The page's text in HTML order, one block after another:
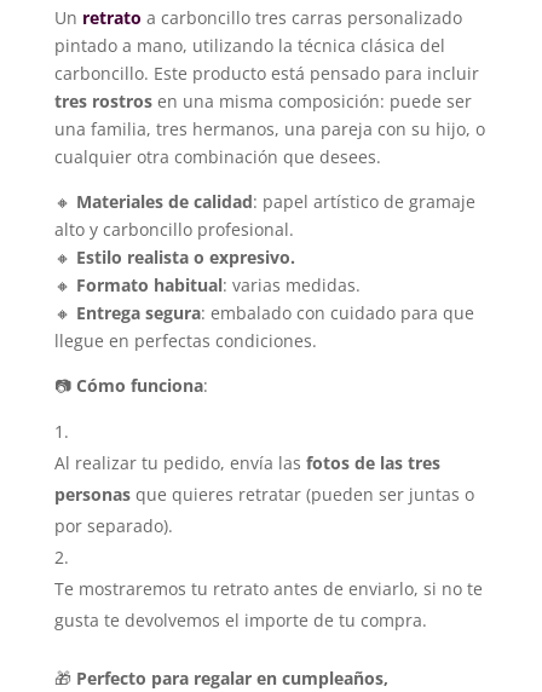
Un retrato a carboncillo tres carras personalizado
pintado a mano, utilizando la técnica clásica del
carboncillo. Este producto está pensado para incluir
tres rostrosen una misma composición: puede ser
una familia, tres hermanos, una pareja con su hijo, o
cualquier otra combinación que desees.
🔸 Materiales de calidad: papel artístico de gramaje
alto y carboncillo profesional.
🔸 Estilo realista o expresivo.
🔸 Formato habitual: varias medidas.
🔸 Entrega segura: embalado con cuidado para que
llegue en perfectas condiciones.
📷 Cómo funciona:
Al realizar tu pedido, envía las fotos de las tres
personasque quieres retratar (pueden ser juntas o
por separado).
Te mostraremos tu retrato antes de enviarlo, si no te
gusta te devolvemos el importe de tu compra.
🎁 Perfecto para regalar en cumpleaños,